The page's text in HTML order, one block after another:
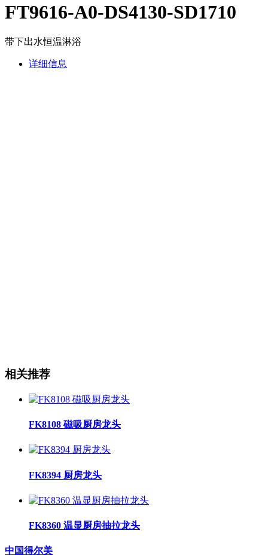
FT9616-A0-DS4130-SD1710
带下出水恒温淋浴
详细信息
相关推荐
FK8108 磁吸厨房龙头
FK8394 厨房龙头
FK8360 温显厨房抽拉龙头
中国得尔美